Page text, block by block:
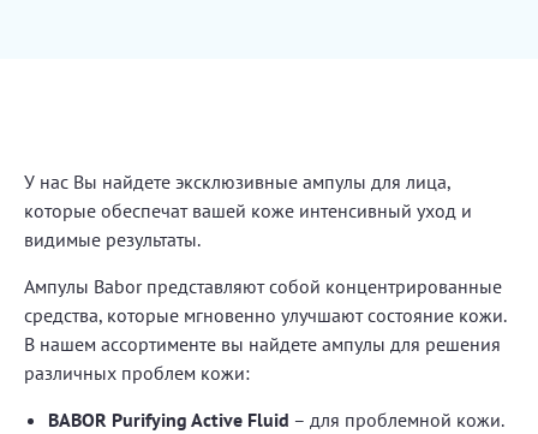
У нас Вы найдете эксклюзивные ампулы для лица,
которые обеспечат вашей коже интенсивный уход и
видимые результаты.
Ампулы Babor представляют собой концентрированные
средства, которые мгновенно улучшают состояние кожи.
В нашем ассортименте вы найдете ампулы для решения
различных проблем кожи:
BABOR Purifying Active Fluid – для проблемной кожи.